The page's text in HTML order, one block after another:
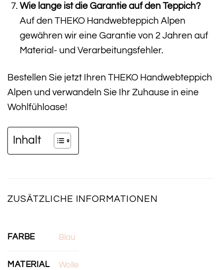
Wie lange ist die Garantie auf den Teppich?
Auf den THEKO Handwebteppich Alpen
gewähren wir eine Garantie von 2 Jahren auf
Material- und Verarbeitungsfehler.
Bestellen Sie jetzt Ihren THEKO Handwebteppich
Alpen und verwandeln Sie Ihr Zuhause in eine
Wohlfühloase!
Inhalt
ZUSÄTZLICHE INFORMATIONEN
FARBE Blau
MATERIAL Wolle